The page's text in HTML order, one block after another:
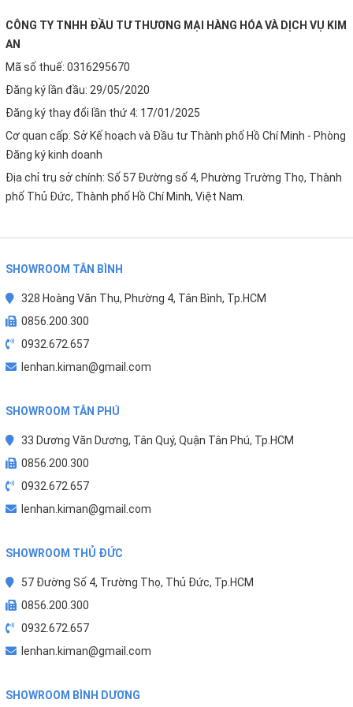
lâu dài với khả năng vận hành êm ái, tiết kiệm điện nhờ
hành chính hãng 2 năm
cho người tiêu dùng trong quá trình sử dụng. Dù là gia
đình hay văn phòng,WPK-902đều là lựa chọn xứng đáng
để đầu tư lâu dài cho sức khỏe và sự tiện nghi.
LIÊN HỆ MUA HÀNG CHÍNH HÃNG
Kim An hiện là Kênh phân phối lớn hàng đầu về
nước Korihome
902haycác model khác
CÔNG TY TNHH ĐẦU TƯ THƯƠNG MẠI HÀNG HÓA VÀ DỊCH VỤ KIM
AN
Mã số thuế: 0316295670
Đăng ký lần đầu: 29/05/2020
Đăng ký thay đổi lần thứ 4: 17/01/2025
Cơ quan cấp: Sở Kế hoạch và Đầu tư Thành phố Hồ Chí Minh - Phòng
Đăng ký kinh doanh
Địa chỉ trụ sở chính: Số 57 Đường số 4, Phường Trường Thọ, Thành
phố Thủ Đức, Thành phố Hồ Chí Minh, Việt Nam.
SHOWROOM TÂN BÌNH
328 Hoàng Văn Thụ, Phường 4, Tân Bình, Tp.HCM
0856.200.300
0932.672.657
lenhan.kiman@gmail.com
SHOWROOM TÂN PHÚ
33 Dương Văn Dương, Tân Quý, Quận Tân Phú, Tp.HCM
0856.200.300
0932.672.657
lenhan.kiman@gmail.com
SHOWROOM THỦ ĐỨC
57 Đường Số 4, Trường Thọ, Thủ Đức, Tp.HCM
0856.200.300
0932.672.657
lenhan.kiman@gmail.com
SHOWROOM BÌNH DƯƠNG